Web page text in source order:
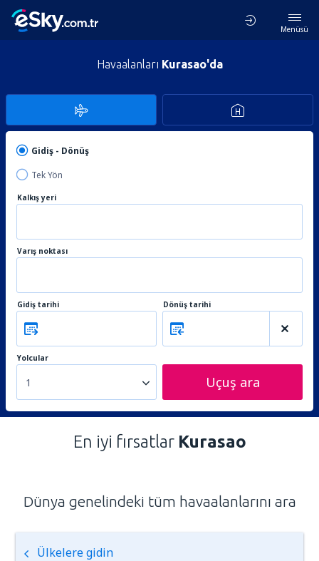
Menüsü
Havaalanları Kurasao'da
Gidiş - Dönüş
Tek Yön
Kalkış yeri
Varış noktası
Gidiş tarihi Dönüş tarihi
Yolcular
1 Uçuş ara
En iyi fırsatlar Kurasao
Dünya genelindeki tüm havaalanlarını ara
Ülkelere gidin